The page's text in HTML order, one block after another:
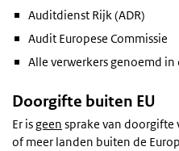
Auditdienst Rijk (ADR)
Audit Europese Commissie
Alle verwerkers genoemd in
Doorgifte buiten EU
Er isgeen sprake van doorgifte
of meer landen buiten de